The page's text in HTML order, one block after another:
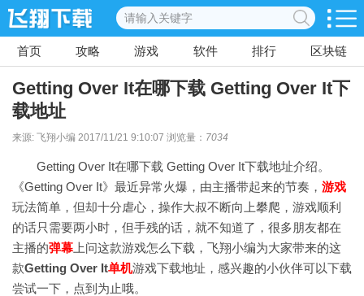
首页 攻略 游戏 软件 排行 区块链
Getting Over It在哪下载 Getting Over It下
载地址
来源: 飞翔小编 2017/11/21 9:10:07 浏览量： 7034
Getting Over It在哪下载 Getting Over It下载地址介绍。
《Getting Over It》最近异常火爆，由主播带起来的节奏， 游戏
玩法简单，但却十分虐心，操作大叔不断向上攀爬，游戏顺利
的话只需要两小时，但手残的话，就不知道了，很多朋友都在
主播的弹幕 上问这款游戏怎么下载，飞翔小编为大家带来的这
款Getting Over It单机游戏下载地址，感兴趣的小伙伴可以下载
尝试一下，点到为止哦。